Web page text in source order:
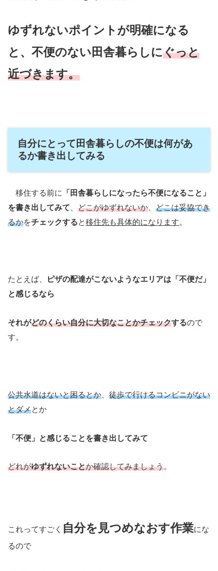
ゆずれないポイントが明確になる
と、不便のない田舎暮らしにぐっと
近づきます。
自分にとって田舎暮らしの不便は何があ
るか書き出してみる
移住する前に
「田舎暮らしになったら不便になること」
を書き出してみて
どこがゆずれないか
どこは妥協でき
るかをチェックすると移住先も具体的になります。
たとえば、
ピザの配達がこないようなエリアは「不便だ」
と感じるなら
それがどのくらい自分に大切なことかチェックするので
す。
公共水道はないと困るとか
徒歩で行けるコンビニがない
とダメとか
「不便」と感じることを書き出してみて
どれがゆずれないことか確認してみましょう。
これってすごく 自分を見つめなおす作業にな
るので